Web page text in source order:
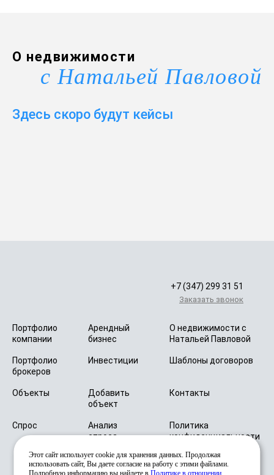
О недвижимости
с Натальей Павловой
Здесь скоро будут кейсы
Портфолио
компании
Арендный
бизнес
О недвижимости с
Натальей Павловой
Портфолио
брокеров
Инвестиции Шаблоны договоров
Объекты
Добавить
объект
Контакты
Спрос
Анализ
спроса
Политика
конфиденциальности
Согласие на
обработку
+7 (347) 299 31 51
Заказать звонок
Этот сайт использует cookie для хранения данных. Продолжая
использовать сайт, Вы даете согласие на работу с этими файлами.
Подробную информацию вы найдете вПолитике в отношении